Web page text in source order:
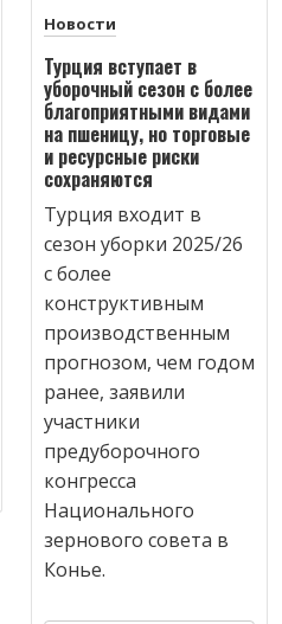
Новости
Турция вступает в
уборочный сезон с более
благоприятными видами
на пшеницу, но торговые
и ресурсные риски
сохраняются
Турция входит в
сезон уборки 2025/26
с более
конструктивным
производственным
прогнозом, чем годом
ранее, заявили
участники
предуборочного
конгресса
Национального
зернового совета в
Конье.